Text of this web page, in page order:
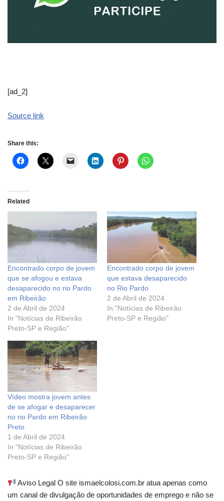
[ad_2]
Source link
Share this:
Related
Encontrado corpo de jovem
que se afogou e estava
desaparecido no rio Pardo
em Ribeirão
2 de Abril de 2024
In "Notícias de Ribeirão
Preto-SP e Região"
Encontrado corpo de jovem
que estava desaparecido
no Rio Pardo
2 de Abril de 2024
In "Notícias de Ribeirão
Preto-SP e Região"
Vídeo mostra jovem antes
de se afogar e desaparecer
no rio Pardo em Ribeirão
Preto
1 de Abril de 2024
In "Notícias de Ribeirão
Preto-SP e Região"
Aviso Legal O site ismaelcolosi.com.br atua apenas como
um canal de divulgação de oportunidades de emprego e não se